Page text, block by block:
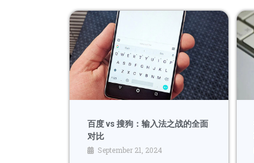
百度 vs 搜狗：输入法之战的全面
对比
September 21, 2024